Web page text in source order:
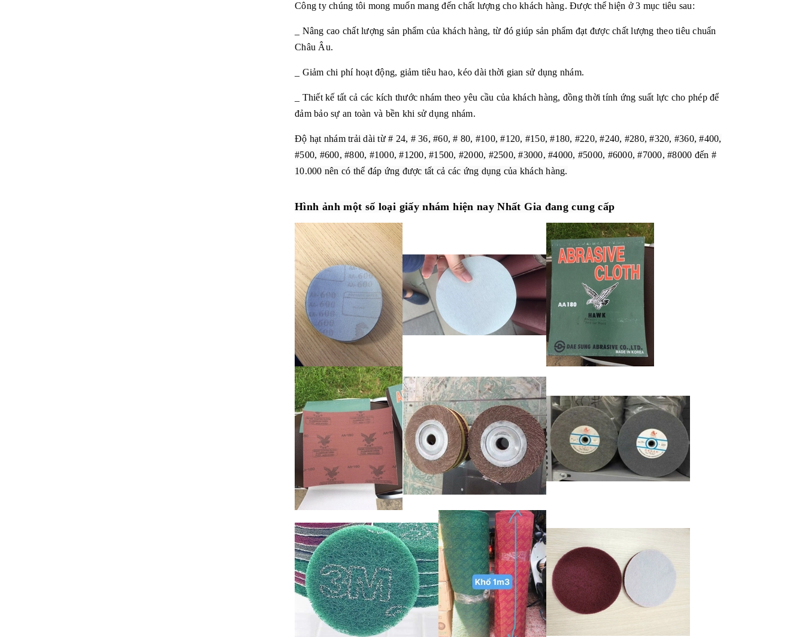
Công ty chúng tôi mong muốn mang đến chất lượng cho khách hàng. Được thể hiện ở 3 mục tiêu sau:
_ Nâng cao chất lượng sản phẩm của khách hàng, từ đó giúp sản phẩm đạt được chất lượng theo tiêu chuẩn
Châu Âu.
_ Giảm chi phí hoạt động, giảm tiêu hao, kéo dài thời gian sử dụng nhám.
_ Thiết kế tất cả các kích thước nhám theo yêu cầu của khách hàng, đồng thời tính ứng suất lực cho phép để
đảm bảo sự an toàn và bền khi sử dụng nhám.
Độ hạt nhám trải dài từ # 24, # 36, #60, # 80, #100, #120, #150, #180, #220, #240, #280, #320, #360, #400,
#500, #600, #800, #1000, #1200, #1500, #2000, #2500, #3000, #4000, #5000, #6000, #7000, #8000 đến #
10.000 nên có thể đáp ứng được tất cả các ứng dụng của khách hàng.
Hình ảnh một số loại giấy nhám hiện nay Nhất Gia đang cung cấp